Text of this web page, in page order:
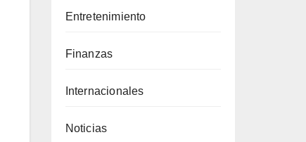
Entretenimiento
Finanzas
Internacionales
Noticias